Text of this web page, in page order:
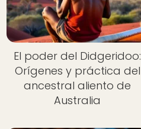
El poder del Didgeridoo:
Orígenes y práctica del
ancestral aliento de
Australia